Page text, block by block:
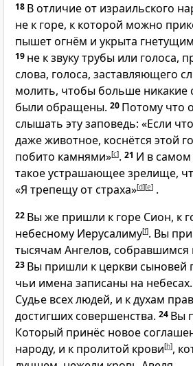
18 В отличие от израильского
не к горе, к которой можно
пышет огнём и укрыта
19 не к звуку трубы или голоса,
слова, голоса, заставляющего
молить, чтобы больше никакие
были обращены. 20 Потому что
слышать эту заповедь: «Если
даже животное, коснётся этой
побито камнями»[c]. 21 И в самом
такое устрашающее зрелище,
«Я трепещу от страха»[d][e] .
22 Вы же пришли к горе Сион, к
небесному Иерусалиму[f]. Вы
тысячам Ангелов, собравшимся
23 Вы пришли к церкви сыновей
чьи имена записаны на
Судье всех людей, и к духам
достигших совершенства. 24 Вы
Который принёс новое
народу, и к пролитой крови[h],